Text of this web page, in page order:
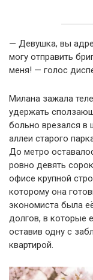
— Девушка, вы
могу отправить
меня! — голос
Милана зажала
удержать
больно врезался в
аллеи старого
До метро
ровно девять
офисе крупной
которому она
экономиста была
долгов, в которые
оставив одну с
квартирой.